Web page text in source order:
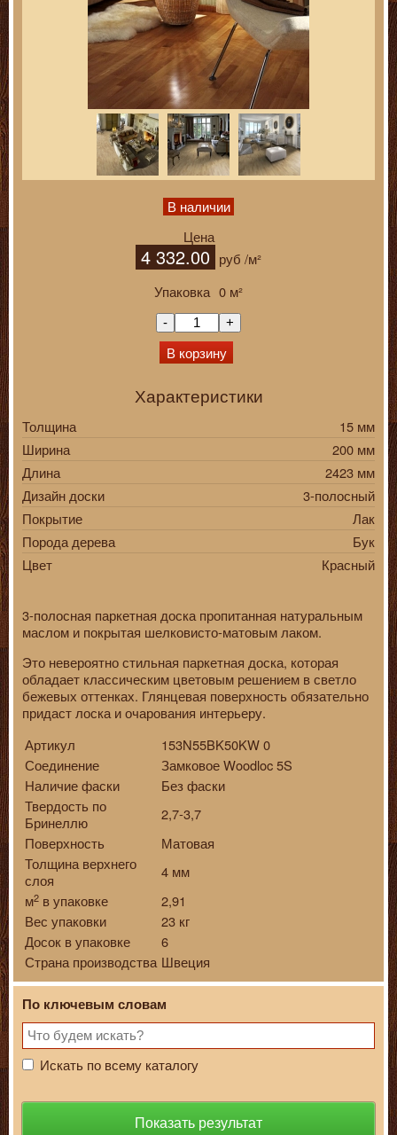
В наличии
Цена
4 332.00 руб /м²
Упаковка 0 м²
- +
В корзину
Характеристики
Толщина
15 мм
Ширина
200 мм
Длина
2423 мм
Дизайн доски
3-полосный
Покрытие
Лак
Порода дерева
Бук
Цвет
Красный
3-полосная паркетная доска пропитанная натуральным
маслом и покрытая шелковисто-матовым лаком.
Это невероятно стильная паркетная доска, которая
обладает классическим цветовым решением в светло
бежевых оттенках. Глянцевая поверхность обязательно
придаст лоска и очарования интерьеру.
Артикул
153N55BK50KW 0
Соединение
Замковое Woodloc 5S
Наличие фаски
Без фаски
Твердость по
Бринеллю
2,7-3,7
Поверхность
Матовая
Толщина верхнего
слоя
4 мм
м2 в упаковке
2,91
Вес упаковки
23 кг
Досок в упаковке
6
Страна производства Швеция
По ключевым словам
Искать по всему каталогу
Показать результат